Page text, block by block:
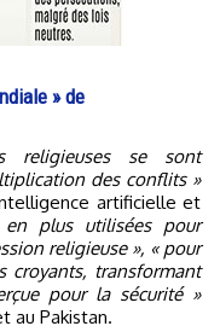
» de
religieuses se sont
des conflits »
artificielle et
plus utilisées pour
religieuse », « pour
croyants, transformant
pour la sécurité »
au Pakistan.